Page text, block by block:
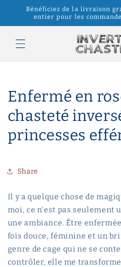
passer
contenu
Bénéficiez de la livraison
entier pour les
Enfermé en
chasteté
princesses
Share
Il y a quelque chose de
moi, ce n'est pas seulement
une ambiance. Être
fois douce, féminine et un
genre de cage qui ne se
contrôler, elle me